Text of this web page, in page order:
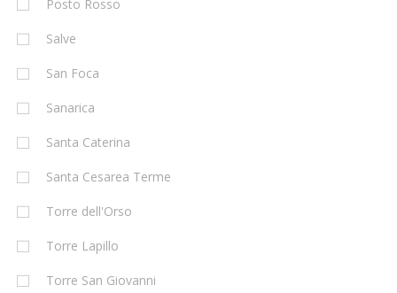
Posto Rosso
Salve
San Foca
Sanarica
Santa Caterina
Santa Cesarea Terme
Torre dell'Orso
Torre Lapillo
Torre San Giovanni